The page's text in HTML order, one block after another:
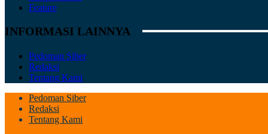
Feature
INFORMASI LAINNYA
Pedoman Siber
Redaksi
Tentang Kami
Pedoman Siber
Redaksi
Tentang Kami